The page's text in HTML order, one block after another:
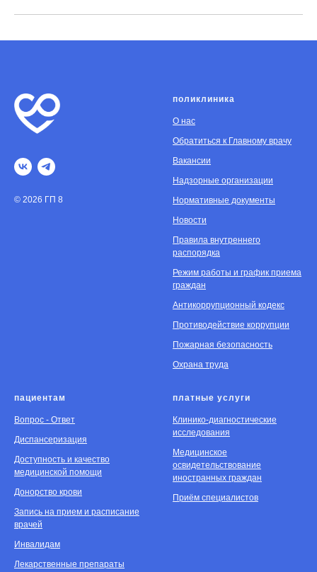
© 2026 ГП 8
поликлиника
О нас
Обратиться к Главному врачу
Вакансии
Надзорные организации
Нормативные документы
Новости
Правила внутреннего
распорядка
Режим работы и график приема
граждан
Антикоррупционный кодекс
Противодействие коррупции
Пожарная безопасность
Охрана труда
пациентам
Вопрос - Ответ
Диспансеризация
Доступность и качество
медицинской помощи
Донорство крови
Запись на прием и расписание
врачей
Инвалидам
Лекарственные препараты
платные услуги
Клинико-диагностические
исследования
Медицинское
освидетельствование
иностранных граждан
Приём специалистов